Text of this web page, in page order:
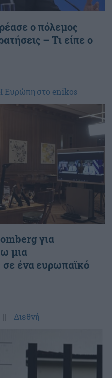
ο πόλεμος
– Τι είπε ο
Ευρώπη στο enikos
για
μια
ένα ευρωπαϊκό
|| Διεθνή